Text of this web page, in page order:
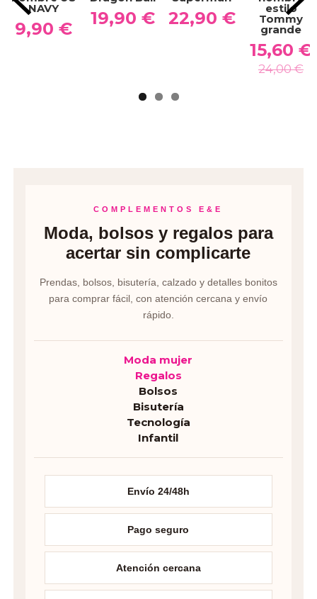
NAVY
9,90 €
19,90 € 22,90 € estilo
Tommy
grande
15,60 €
24,00 €
COMPLEMENTOS E&E
Moda, bolsos y regalos para
acertar sin complicarte
Prendas, bolsos, bisutería, calzado y detalles bonitos
para comprar fácil, con atención cercana y envío
rápido.
Moda mujer
Regalos
Bolsos
Bisutería
Tecnología
Infantil
Envío 24/48h
Pago seguro
Atención cercana